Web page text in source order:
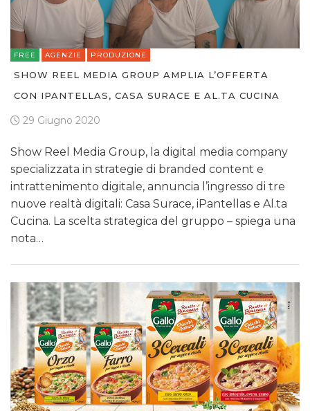
FREE AGENZIE PRODUZIONE
SHOW REEL MEDIA GROUP AMPLIA L’OFFERTA
CON IPANTELLAS, CASA SURACE E AL.TA CUCINA
29 Giugno 2020
Show Reel Media Group, la digital media company
specializzata in strategie di branded content e
intrattenimento digitale, annuncia l’ingresso di tre
nuove realtà digitali: Casa Surace, iPantellas e Al.ta
Cucina. La scelta strategica del gruppo – spiega una
nota…